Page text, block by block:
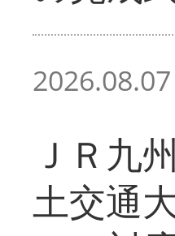
2026.08.07
ＪＲ九
土交通